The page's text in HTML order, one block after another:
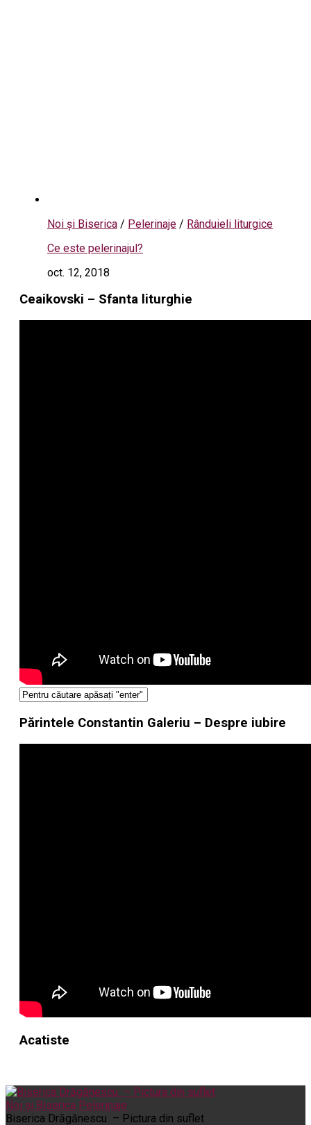
Noi și Biserica / Pelerinaje / Rânduieli liturgice
Ce este pelerinajul?
oct. 12, 2018
Ceaikovski – Sfanta liturghie
Părintele Constantin Galeriu – Despre iubire
Acatiste
Noi și Biserica Pelerinaje
Biserica Drăgănescu – Pictura din suflet